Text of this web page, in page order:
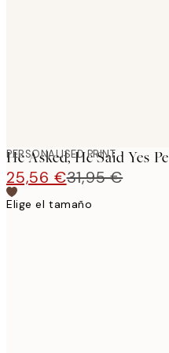
PERSONALISED PRINT
He Asked, He Said Yes
25,56 €31,95 €
Elige el tamaño